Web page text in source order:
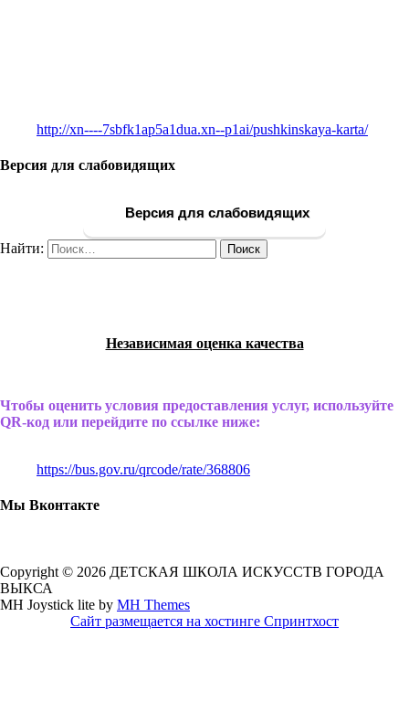
http://xn----7sbfk1ap5a1dua.xn--p1ai/pushkinskaya-karta/
Версия для слабовидящих
Версия для слабовидящих
Найти:
Независимая оценка качества
Чтобы оценить условия предоставления услуг, используйте
QR-код или перейдите по ссылке ниже:
https://bus.gov.ru/qrcode/rate/368806
Мы Вконтакте
Copyright © 2026 ДЕТСКАЯ ШКОЛА ИСКУССТВ ГОРОДА
ВЫКСА
MH Joystick lite by MH Themes
Сайт размещается на хостинге Спринтхост